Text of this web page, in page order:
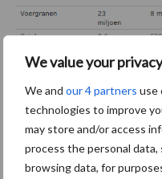
We value your privacy
We and our 4 partners use
technologies to improve
may store and/or access
process the personal data,
browsing data, for
Bron: COMTRADE.